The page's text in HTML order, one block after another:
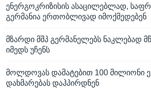
ენერგოკრიზისის ასაცილებლად,
გერმანია ერთობლივად იმოქმედებენ
მზარდი მშპ გერმანელებს ნაკლებად
იმედს უჩენს
მოლდოვას დამატებით 100 მილიონი
დახმარებას დაჰპირდნენ